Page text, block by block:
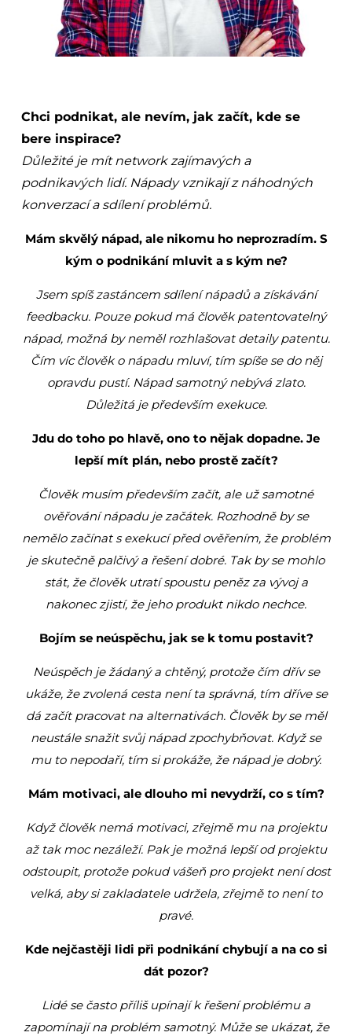
Chci podnikat, ale nevím, jak začít, kde se
bere inspirace?
Důležité je mít network zajímavých a
podnikavých lidí. Nápady vznikají z náhodných
konverzací a sdílení problémů.
Mám skvělý nápad, ale nikomu ho neprozradím. S
kým o podnikání mluvit a s kým ne?
Jsem spíš zastáncem sdílení nápadů a získávání
feedbacku. Pouze pokud má člověk patentovatelný
nápad, možná by neměl rozhlašovat detaily patentu.
Čím víc člověk o nápadu mluví, tím spíše se do něj
opravdu pustí. Nápad samotný nebývá zlato.
Důležitá je především exekuce.
Jdu do toho po hlavě, ono to nějak dopadne. Je
lepší mít plán, nebo prostě začít?
Člověk musím především začít, ale už samotné
ověřování nápadu je začátek. Rozhodně by se
nemělo začínat s exekucí před ověřením, že problém
je skutečně palčivý a řešení dobré. Tak by se mohlo
stát, že člověk utratí spoustu peněz za vývoj a
nakonec zjistí, že jeho produkt nikdo nechce.
Bojím se neúspěchu, jak se k tomu postavit?
Neúspěch je žádaný a chtěný, protože čím dřív se
ukáže, že zvolená cesta není ta správná, tím dříve se
dá začít pracovat na alternativách. Člověk by se měl
neustále snažit svůj nápad zpochybňovat. Když se
mu to nepodaří, tím si prokáže, že nápad je dobrý.
Mám motivaci, ale dlouho mi nevydrží, co s tím?
Když člověk nemá motivaci, zřejmě mu na projektu
až tak moc nezáleží. Pak je možná lepší od projektu
odstoupit, protože pokud vášeň pro projekt není dost
velká, aby si zakladatele udržela, zřejmě to není to
pravé.
Kde nejčastěji lidi při podnikání chybují a na co si
dát pozor?
Lidé se často příliš upínají k řešení problému a
zapomínají na problém samotný. Může se ukázat, že